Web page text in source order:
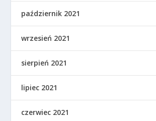
październik 2021
wrzesień 2021
sierpień 2021
lipiec 2021
czerwiec 2021